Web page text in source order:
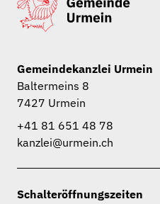
Gemeindekanzlei Urmein
Baltermeins 8
7427 Urmein
+41 81 651 48 78
kanzlei@urmein.ch
Schalteröffnungszeiten